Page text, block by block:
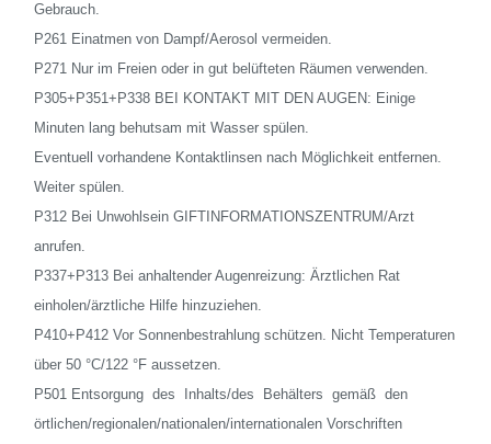
Gebrauch.
P261 Einatmen von Dampf/Aerosol vermeiden.
P271 Nur im Freien oder in gut belüfteten Räumen verwenden.
P305+P351+P338 BEI KONTAKT MIT DEN AUGEN: Einige
Minuten lang behutsam mit Wasser spülen.
Eventuell vorhandene Kontaktlinsen nach Möglichkeit entfernen.
Weiter spülen.
P312 Bei Unwohlsein GIFTINFORMATIONSZENTRUM/Arzt
anrufen.
P337+P313 Bei anhaltender Augenreizung: Ärztlichen Rat
einholen/ärztliche Hilfe hinzuziehen.
P410+P412 Vor Sonnenbestrahlung schützen. Nicht Temperaturen
über 50 °C/122 °F aussetzen.
P501 Entsorgung des Inhalts/des Behälters gemäß den
örtlichen/regionalen/nationalen/internationalen Vorschriften